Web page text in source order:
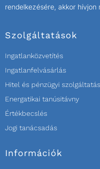
rendelkezésére, akkor hívjon
Szolgáltatások
Ingatlanközvetítés
Ingatlanfelvásárlás
Hitel és pénzügyi
Energatikai tanúsitávny
Értékbecslés
Jogi tanácsadás
Információk